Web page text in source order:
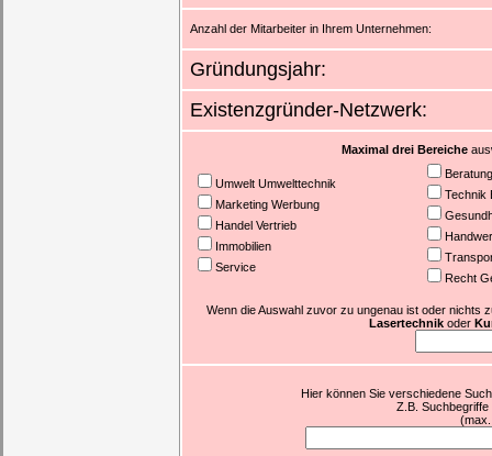
Anzahl der Mitarbeiter in Ihrem Unternehmen:
Gründungsjahr:
Existenzgründer-Netzwerk:
Maximal drei Bereiche
Umwelt Umwelttechnik
Marketing Werbung
Handel Vertrieb
Immobilien
Service
Beratung
Technik
Recht
Wenn die Auswahl zuvor zu ungenau ist oder nichts
Lasertechnik oder
Hier können Sie verschiedene
Z.B.